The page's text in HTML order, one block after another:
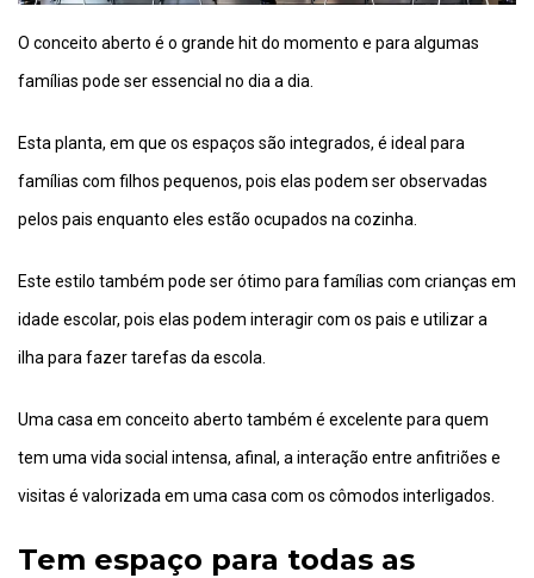
O conceito aberto é o grande hit do momento e para algumas
famílias pode ser essencial no dia a dia.
Esta planta, em que os espaços são integrados, é ideal para
famílias com filhos pequenos, pois elas podem ser observadas
pelos pais enquanto eles estão ocupados na cozinha.
Este estilo também pode ser ótimo para famílias com crianças em
idade escolar, pois elas podem interagir com os pais e utilizar a
ilha para fazer tarefas da escola.
Uma casa em conceito aberto também é excelente para quem
tem uma vida social intensa, afinal, a interação entre anfitriões e
visitas é valorizada em uma casa com os cômodos interligados.
Tem espaço para todas as